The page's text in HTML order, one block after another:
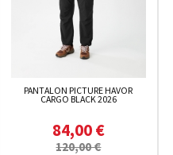
PANTALON PICTURE HAVOR
CARGO BLACK 2026
84,00 €
120,00 €